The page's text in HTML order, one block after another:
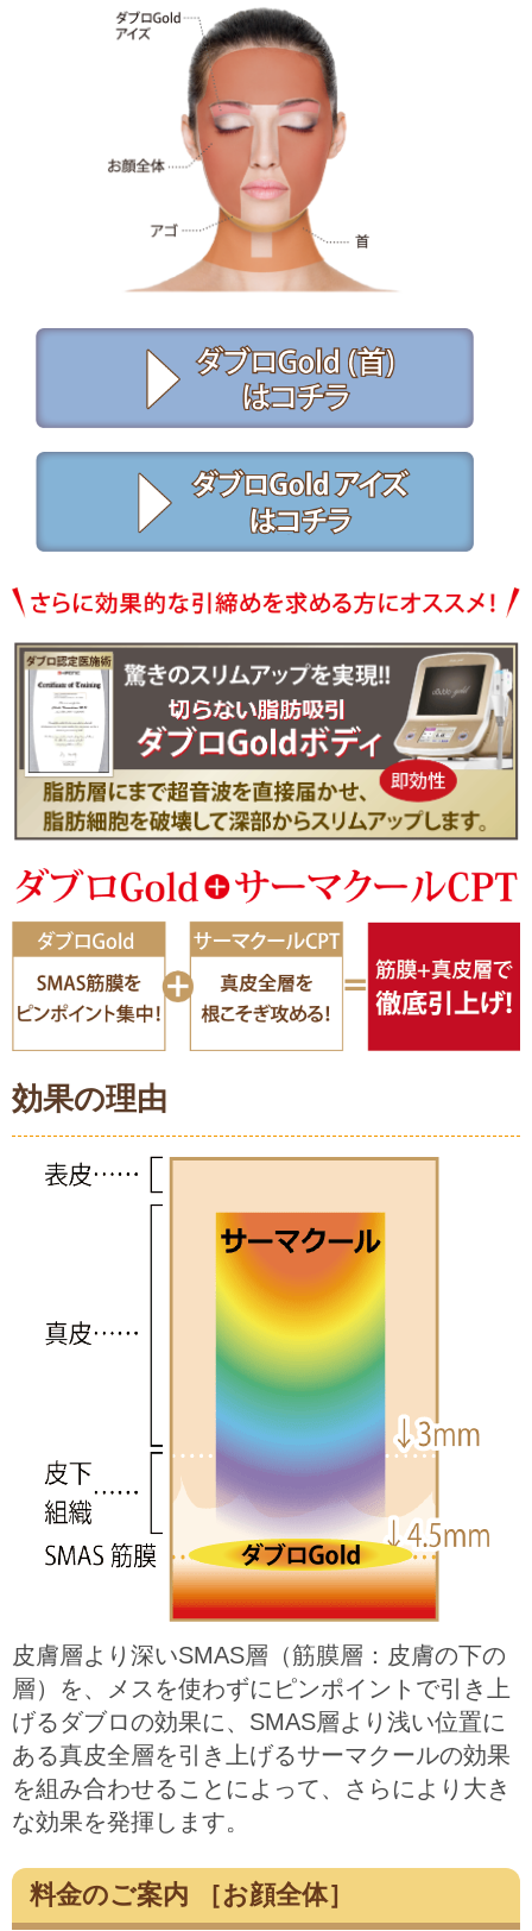
効果の理由
皮膚層より深いSMAS層（筋膜層：皮膚の下の
層）を、メスを使わずにピンポイントで引き上
げるダブロの効果に、SMAS層より浅い位置に
ある真皮全層を引き上げるサーマクールの効果
を組み合わせることによって、さらにより大き
な効果を発揮します。
料金のご案内 ［お顔全体］